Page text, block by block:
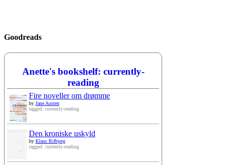
Goodreads
Anette's bookshelf: currently-
reading
Fire noveller om drømme
by Jane Austen
tagged: currently-reading
Den kroniske uskyld
by Klaus Rifbjerg
tagged: currently-reading